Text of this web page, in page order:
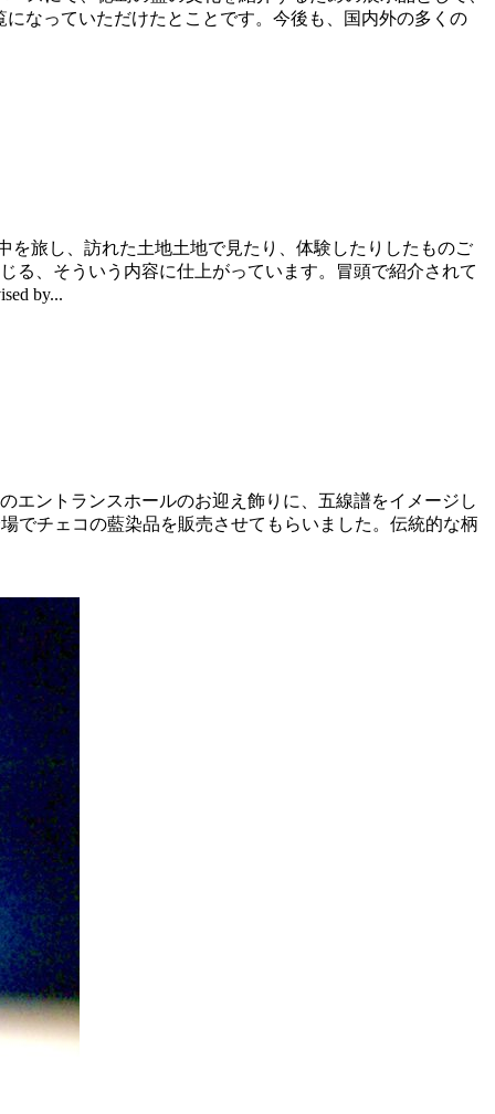
なっていただけたとことです。今後も、国内外の多くの
旅し、訪れた土地土地で見たり、体験したりしたものご
る、そういう内容に仕上がっています。冒頭で紹介されて
by...
エントランスホールのお迎え飾りに、五線譜をイメージし
でチェコの藍染品を販売させてもらいました。伝統的な柄